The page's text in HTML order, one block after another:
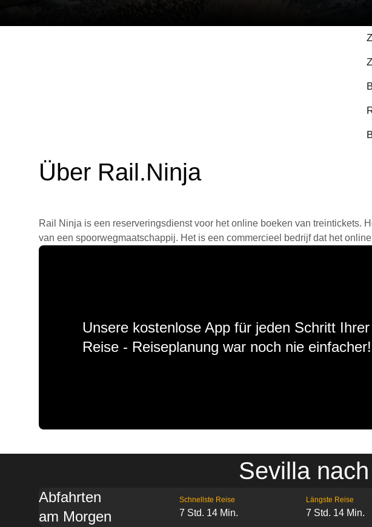
Über Rail.Ninja
Rail Ninja is een reserveringsdienst voor het online boeken van treintickets.
van een spoorwegmaatschappij. Het is een commercieel bedrijf dat het
Unsere kostenlose App für jeden Schritt Ihrer
Reise - Reiseplanung war noch nie einfacher!
Sevilla
Abfahrten
am Morgen
Schnellste Reise
7 Std. 14 Min.
Längste Reise
7 Std. 14 Min.